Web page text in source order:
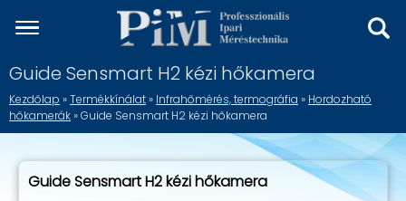
Guide Sensmart H2 kézi hőkamera
Kezdőlap »Termékkínálat» Infrahőmérés, termográfia » Hordozható
hőkamerák» Guide Sensmart H2 kézi hőkamera
Guide Sensmart H2 kézi hőkamera